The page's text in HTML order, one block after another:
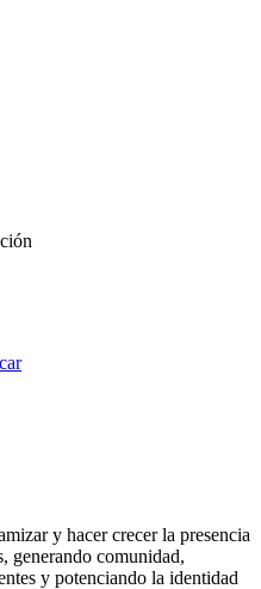
y hacer crecer la presencia
generando comunidad,
y potenciando la identidad